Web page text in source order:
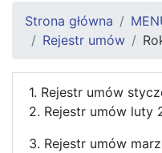
Strona główna
Rejestr umów
1. Rejestr umów
2. Rejestr umów luty
3. Rejestr umów